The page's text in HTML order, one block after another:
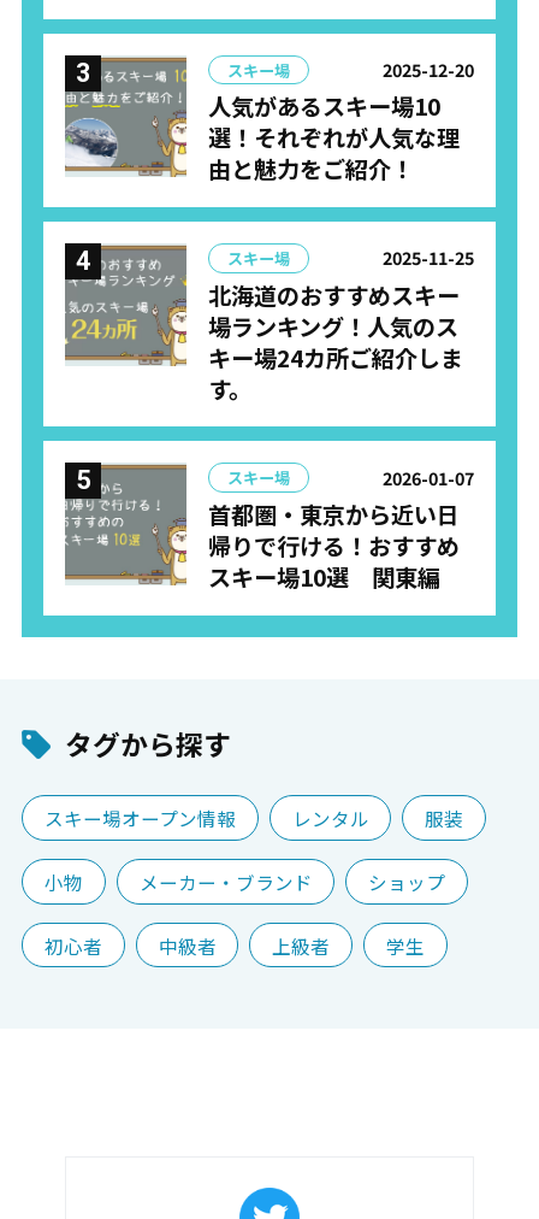
スキー場 2025-12-20
人気があるスキー場10
選！それぞれが人気な理
由と魅力をご紹介！
スキー場 2025-11-25
北海道のおすすめスキー
場ランキング！人気のス
キー場24カ所ご紹介しま
す。
スキー場 2026-01-07
首都圏・東京から近い日
帰りで行ける！おすすめ
スキー場10選 関東編
タグから探す
スキー場オープン情報 レンタル 服装
小物 メーカー・ブランド ショップ
初心者 中級者 上級者 学生